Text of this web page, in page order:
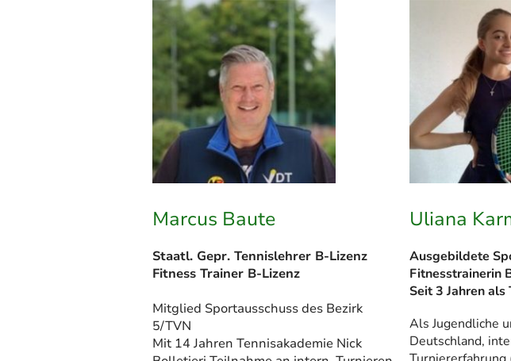
Marcus Baute
Staatl. Gepr. Tennislehrer B-Lizenz
Fitness Trainer B-Lizenz
Mitglied Sportausschuss des Bezirk
5/TVN
Mit 14 Jahren Tennisakademie Nick
Uliana
Ausgebildete
Fitnesstrainerin
Seit 3 Jahren
Als Jugendliche
Deutschland,